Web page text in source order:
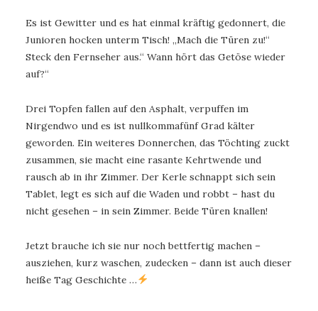
Es ist Gewitter und es hat einmal kräftig gedonnert, die
Junioren hocken unterm Tisch! „Mach die Türen zu!“
Steck den Fernseher aus.“ Wann hört das Getöse wieder
auf?“
Drei Topfen fallen auf den Asphalt, verpuffen im
Nirgendwo und es ist nullkommafünf Grad kälter
geworden. Ein weiteres Donnerchen, das Töchting zuckt
zusammen, sie macht eine rasante Kehrtwende und
rausch ab in ihr Zimmer. Der Kerle schnappt sich sein
Tablet, legt es sich auf die Waden und robbt – hast du
nicht gesehen – in sein Zimmer. Beide Türen knallen!
Jetzt brauche ich sie nur noch bettfertig machen –
ausziehen, kurz waschen, zudecken – dann ist auch dieser
heiße Tag Geschichte …